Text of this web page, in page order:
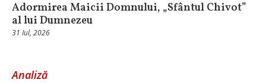
Adormirea Maicii Domnului, „Sfântul Chivot”
al lui Dumnezeu
31 Iul, 2026
Analiză